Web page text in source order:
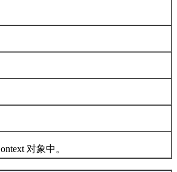
对象中。